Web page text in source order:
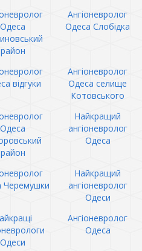
Одеса
район
Ангіоневролог
Одеса Слобідка
відгуки
Ангіоневролог
Одеса селище
Котовського
Одеса
район
Найкращий
ангіоневролог
Одеса
Черемушки
Найкращий
ангіоневролог
Одеси
Одеси
Ангіоневролог
Одеса